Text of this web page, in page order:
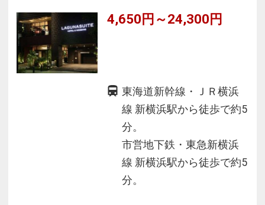
4,650円～24,300円
東海道新幹線・ＪＲ横浜
線 新横浜駅から徒歩で約5
分。
市営地下鉄・東急新横浜
線 新横浜駅から徒歩で約5
分。